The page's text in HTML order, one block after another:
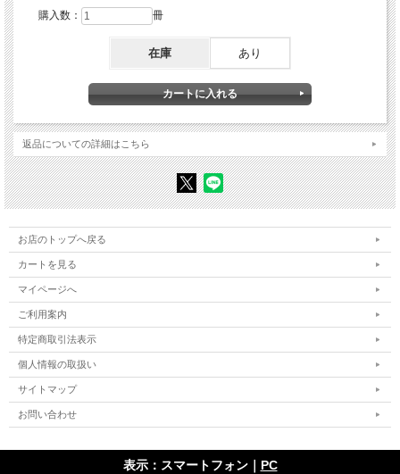
Ⅰ外国人労働者受け入れ
移民／外国人受入れをめぐる自治体のジレンマ 鈴木江理子
技能実習制度からみた改定入管法 旗手明
特定技能制度を見据えた送り出し国の動き 安里和晃
介護労働者の受け入れの課題 藤本伸樹
Ⅱ周回遅れの「移民国」
第三の開国を問う 藤巻秀樹
外国人にシティズンシップを開く 近藤敦
日本に暮らす移民の社会保障とセーフティネット 高谷幸
呼び寄せられる子どもたち 小ヶ谷千穂
移民と家族呼び寄せ 宮島喬
Ⅲ 「移民」たちの現在
〈座談会〉日本につながった私たちの今――十代、二十代を駆け抜けて
温又柔＋高部心成＋谷川ハウ＋宮ヶ迫ナンシー理沙 司会＝矢崎理恵
ハタノ
ネパール【定住化を支える在日ネパール人組織】 田中雅子
ベトナム【外国人技能実習生の保護の充実を求める】 斉藤善久
ビルマ（ミャンマー）【民政移管と変容するコミュニティ】 人見泰弘
中国・台湾【在日外国人で最大のグループの現在】 石川朝子
Ⅳ 日本語教育と母語継承
購入数： 冊
在庫 あり
返品についての詳細はこちら
お店のトップへ戻る
カートを見る
マイページへ
ご利用案内
特定商取引法表示
個人情報の取扱い
サイトマップ
お問い合わせ
表示：スマートフォン｜ PC